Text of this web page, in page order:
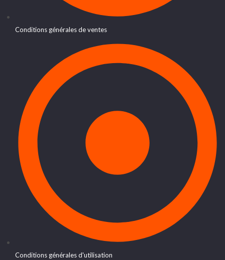
Conditions générales de ventes
Conditions générales d'utilisation